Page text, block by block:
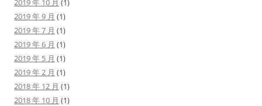
2019 年 10 月 (1)
2019 年 9 月 (1)
2019 年 7 月 (1)
2019 年 6 月 (1)
2019 年 5 月 (1)
2019 年 2 月 (1)
2018 年 12 月 (1)
2018 年 10 月 (1)